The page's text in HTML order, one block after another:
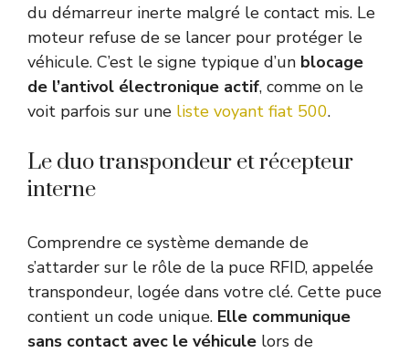
du démarreur inerte malgré le contact mis. Le
moteur refuse de se lancer pour protéger le
véhicule. C’est le signe typique d’un blocage
de l’antivol électronique actif, comme on le
voit parfois sur une liste voyant fiat 500.
Le duo transpondeur et récepteur
interne
Comprendre ce système demande de
s’attarder sur le rôle de la puce RFID, appelée
transpondeur, logée dans votre clé. Cette puce
contient un code unique. Elle communique
sans contact avec le véhicule lors de